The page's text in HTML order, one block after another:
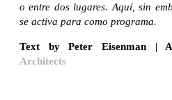
o entre dos lugares. Aquí, sin
se activa para como programa.
Text by Peter Eisenman |
Architects